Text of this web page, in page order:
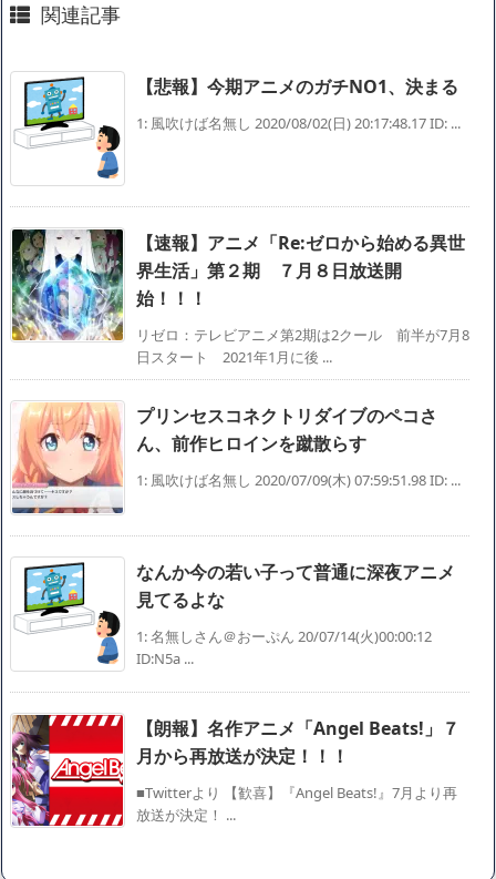
関連記事
【悲報】今期アニメのガチNO1、決まる
1: 風吹けば名無し 2020/08/02(日) 20:17:48.17 ID: ...
【速報】アニメ「Re:ゼロから始める異世
界生活」第２期 ７月８日放送開
始！！！
リゼロ：テレビアニメ第2期は2クール 前半が7月8
日スタート 2021年1月に後 ...
プリンセスコネクトリダイブのペコさ
ん、前作ヒロインを蹴散らす
1: 風吹けば名無し 2020/07/09(木) 07:59:51.98 ID: ...
なんか今の若い子って普通に深夜アニメ
見てるよな
1: 名無しさん＠おーぷん 20/07/14(火)00:00:12
ID:N5a ...
【朗報】名作アニメ「Angel Beats!」７
月から再放送が決定！！！
■Twitterより 【歓喜】『Angel Beats!』7月より再
放送が決定！ ...